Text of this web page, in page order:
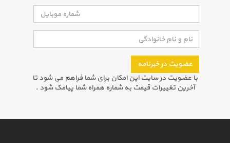
عضویت در خبرنامه
با عضویت در سایت این امکان برای شما فراهم می شود تا
آخرین تغییرات قیمت به شماره همراه شما پیامک شود .